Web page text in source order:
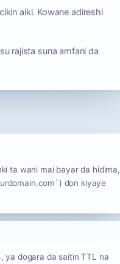
aiki. Kowane adireshi
rajista suna amfani da
ta wani mai bayar da hidima,
don kiyaye
ya dogara da saitin TTL na